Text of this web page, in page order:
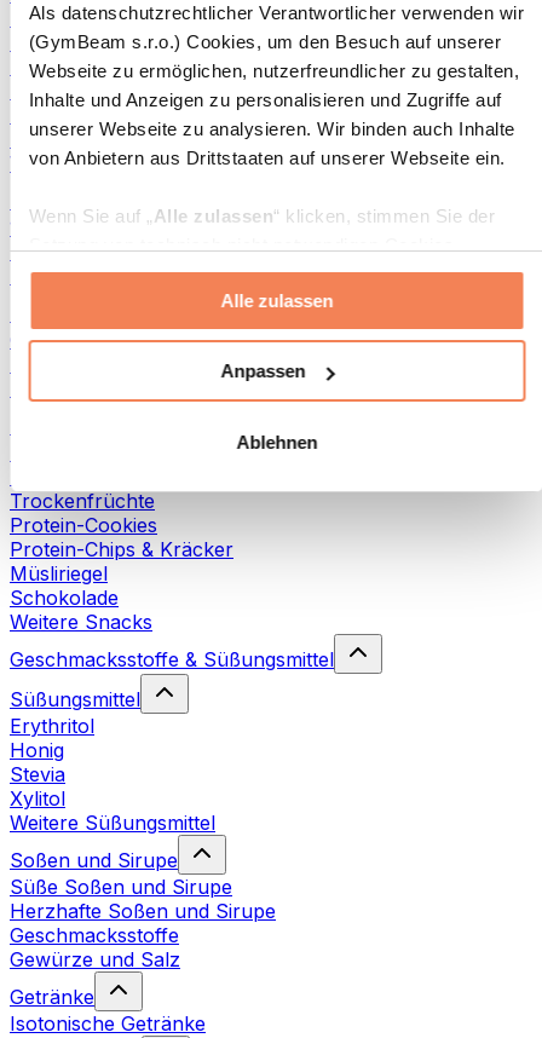
Als datenschutzrechtlicher Verantwortlicher verwenden wir
(GymBeam s.r.o.) Cookies, um den Besuch auf unserer
Webseite zu ermöglichen, nutzerfreundlicher zu gestalten,
Inhalte und Anzeigen zu personalisieren und Zugriffe auf
unserer Webseite zu analysieren. Wir binden auch Inhalte
von Anbietern aus Drittstaaten auf unserer Webseite ein.
Wenn Sie auf „Alle zulassen“ klicken, stimmen Sie der
(insbesondere zu Analyse- und Marketingzwecken) zu.
Ablehnen“ klicken, werden nur
„notwendige“ Cookies gesetzt, welche für den Betrieb der
Webseite erforderlich sind. Sie können auch eine
Weitere Informationen über die Verarbeitung Ihrer Daten
finden Sie in den Unterpunkten „Details“ und „Über
Cookies“ sowie in unserer
Sie können Ihre Einwilligung jederzeit in den
Einstellungenauf unserer Webseite ändern oder
Mehr Info
Alle zulassen
Anpassen
Ablehnen
Fisch-Produkte
Fertiggerichte
Eier-Produkte
Brot & Gebäck
Hülsenfrüchte
Weitere Fitness-Foods
100 % Nussbutter
Süße Nussbutter
Protein-Nussbutter
Grüne Superfoods
Trockenfrüchte
Protein-Cookies
Protein-Chips & Kräcker
Müsliriegel
Schokolade
Weitere Snacks
Geschmacksstoffe & Süßungsmittel
Süßungsmittel
Erythritol
Honig
Stevia
Xylitol
Weitere Süßungsmittel
Soßen und Sirupe
Süße Soßen und Sirupe
Herzhafte Soßen und Sirupe
Geschmacksstoffe
Gewürze und Salz
Getränke
Isotonische Getränke